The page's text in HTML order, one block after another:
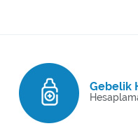
Gebelik